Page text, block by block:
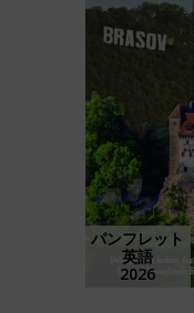
パンフレット
英語
2026